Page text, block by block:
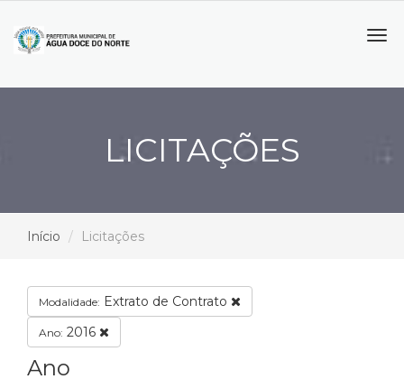
LICITAÇÕES
Início Licitações
Modalidade: Extrato de Contrato
Ano: 2016
Ano